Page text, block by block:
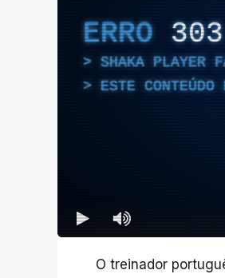
ERRO 303
SHAKA PLAYER
ESTE
O treinador